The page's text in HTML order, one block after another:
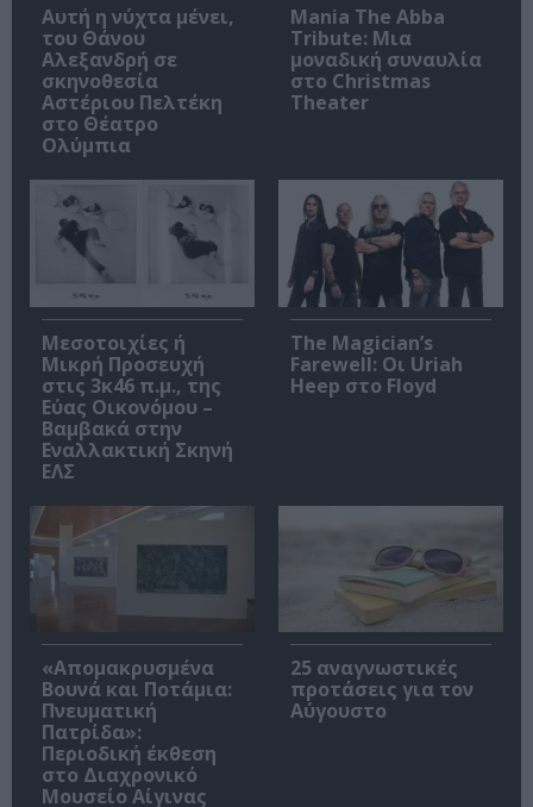
Αυτή η νύχτα μένει,
του Θάνου
Αλεξανδρή σε
σκηνοθεσία
Αστέριου Πελτέκη
στο Θέατρο
Ολύμπια
Mania The Abba
Tribute: Μια
μοναδική συναυλία
στο Christmas
Theater
Μεσοτοιχίες ή
Μικρή Προσευχή
στις 3κ46 π.μ., της
Εύας Οικονόμου –
Βαμβακά στην
Εναλλακτική Σκηνή
ΕΛΣ
The Magician’s
Farewell: Οι Uriah
Heep στο Floyd
«Απομακρυσμένα
Βουνά και Ποτάμια:
Πνευματική
Πατρίδα»:
Περιοδική έκθεση
στο Διαχρονικό
Μουσείο Αίγινας
25 αναγνωστικές
προτάσεις για τον
Αύγουστο